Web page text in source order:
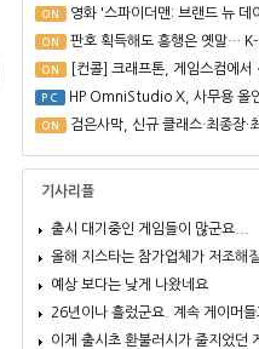
ON 영화 '스파이더맨: 브랜드 뉴 데
ON 판호 획득해도 흥행은 옛말… K-
ON [컨콜] 크래프톤, 게임스컴에서
PC HP OmniStudio X, 사무용 올
ON 검은사막, 신규 클래스·최종장·
기사리플
출시 대기중인 게임들이 많군요...
올해 지스타는 참가업체가 저조해
예상 보다는 낮게 나왔네요
26년이나 흘렀군요. 계속 게이머들
이게 출시초 환불러시가 줄지었던